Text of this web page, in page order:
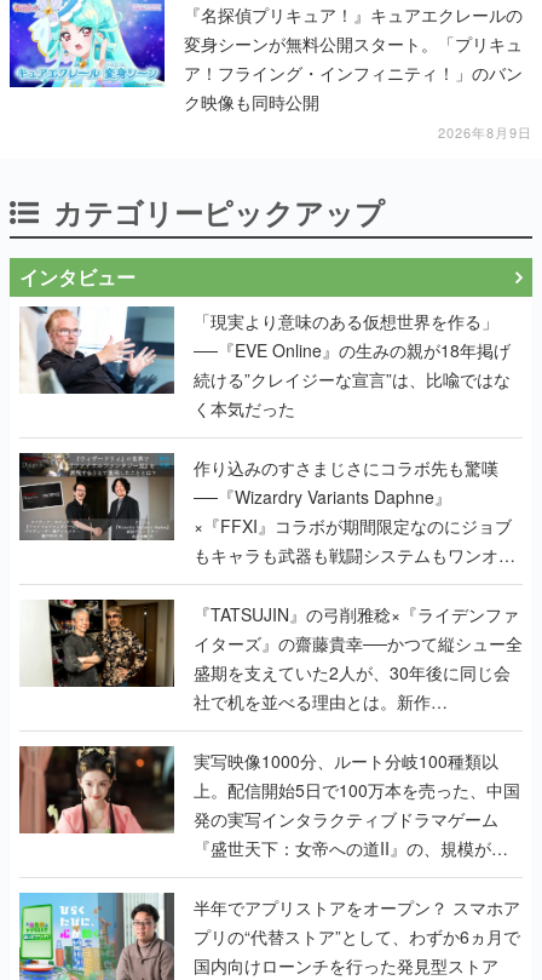
『名探偵プリキュア！』キュアエクレールの
変身シーンが無料公開スタート。「プリキュ
ア！フライング・インフィニティ！」のバン
ク映像も同時公開
2026年8月9日
カテゴリーピックアップ
インタビュー
「現実より意味のある仮想世界を作る」
──『EVE Online』の生みの親が18年掲げ
続ける”クレイジーな宣言”は、比喩ではな
く本気だった
作り込みのすさまじさにコラボ先も驚嘆
──『Wizardry Variants Daphne』
×『FFXI』コラボが期間限定なのにジョブ
もキャラも武器も戦闘システムもワンオフ
で作り込まれた理由を両ディレクターに聞
く
『TATSUJIN』の弓削雅稔×『ライデンファ
イターズ』の齋藤貴幸──かつて縦シュー全
盛期を支えていた2人が、30年後に同じ会
社で机を並べる理由とは。新作
『TATSUJIN EXTREME』で初タッグを組
んだレジェンド2人に訊く開発秘話
実写映像1000分、ルート分岐100種類以
上。配信開始5日で100万本を売った、中国
発の実写インタラクティブドラマゲーム
『盛世天下：女帝への道II』の、規模が違
うこだわりをプロデューサーに聞いた
半年でアプリストアをオープン？ スマホア
プリの“代替ストア”として、わずか6ヵ月で
国内向けローンチを行った発見型ストア